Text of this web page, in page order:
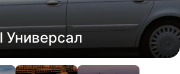
Универсал